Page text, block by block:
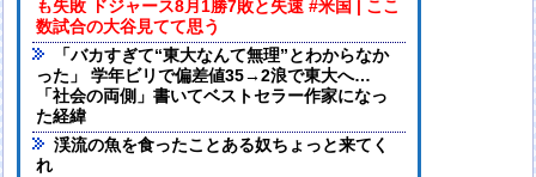
も失敗 ドジャース8月1勝7敗と失速 #米国 | ここ
数試合の大谷見てて思う
「バカすぎて“東大なんて無理”とわからなか
った」 学年ビリで偏差値35→2浪で東大へ…
「社会の両側」書いてベストセラー作家になっ
た経緯
渓流の魚を食ったことある奴ちょっと来てく
れ